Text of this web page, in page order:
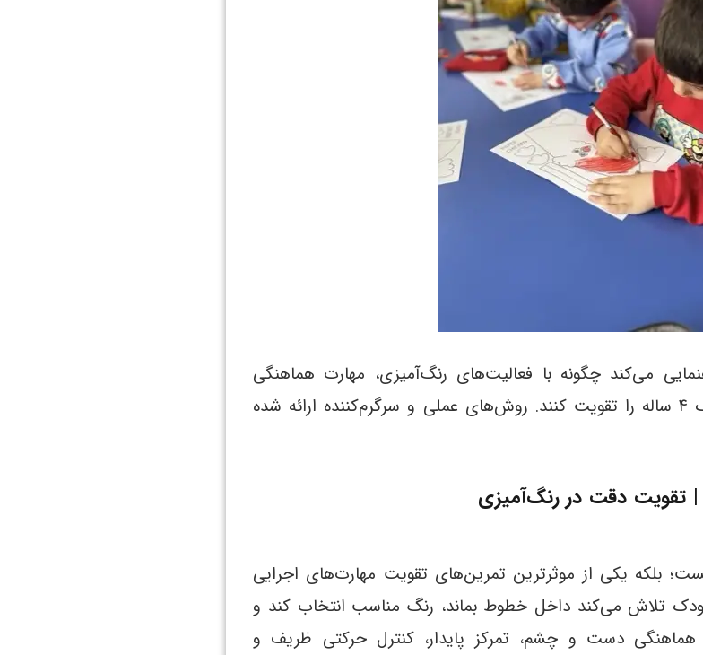
می‌کند چگونه با فعالیت‌های رنگ‌آمیزی، مهارت هماهنگی
دست و چشم، تمرکز و خلاقیت کودک ۴ ساله را تقویت کنند. روش‌های عملی و سرگرم‌کننده ارائه شده
| تقویت دقت در رنگ‌آمیزی
بلکه یکی از موثرترین تمرین‌های تقویت مهارت‌های اجرایی
تلاش می‌کند داخل خطوط بماند، رنگ مناسب انتخاب کند و
هماهنگی دست و چشم، تمرکز پایدار، کنترل حرکتی ظریف و